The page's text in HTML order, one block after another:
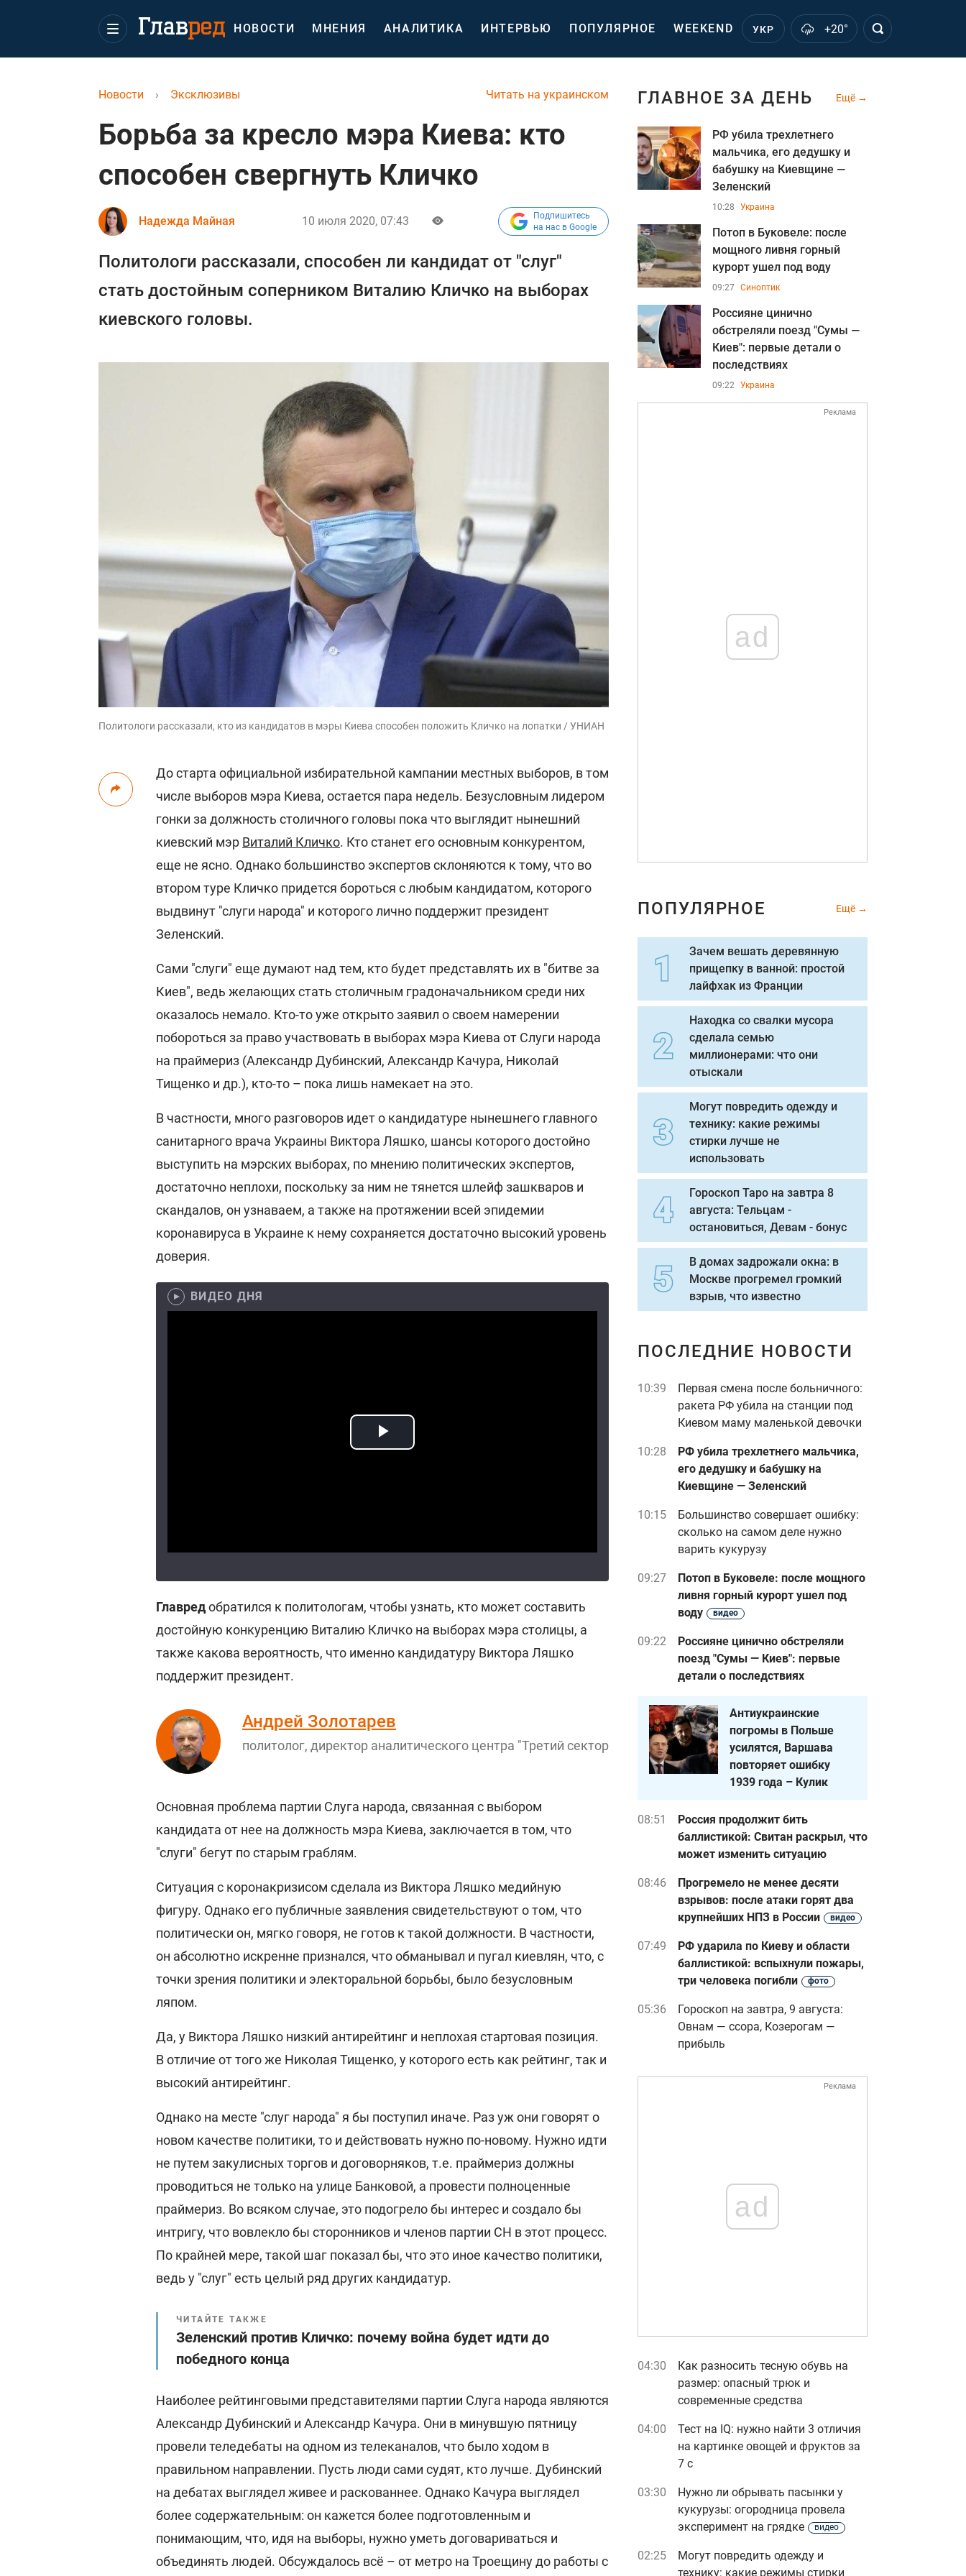
НОВОСТИ МНЕНИЯ АНАЛИТИКА ИНТЕРВЬЮ ПОПУЛЯРНОЕ WEEKEND УКР +20°
Читать на украинском
Новости › Эксклюзивы
Борьба за кресло мэра Киева: кто
способен свергнуть Кличко
Надежда Майная 10 июля 2020, 07:43
Подпишитесь
на нас в Google
Политологи рассказали, способен ли кандидат от "слуг"
стать достойным соперником Виталию Кличко на выборах
киевского головы.
Политологи рассказали, кто из кандидатов в мэры Киева способен положить Кличко на лопатки / УНИАН
До старта официальной избирательной кампании местных выборов, в том
числе выборов мэра Киева, остается пара недель. Безусловным лидером
гонки за должность столичного головы пока что выглядит нынешний
киевский мэр Виталий Кличко. Кто станет его основным конкурентом,
еще не ясно. Однако большинство экспертов склоняются к тому, что во
втором туре Кличко придется бороться с любым кандидатом, которого
выдвинут "слуги народа" и которого лично поддержит президент
Зеленский.
Сами "слуги" еще думают над тем, кто будет представлять их в "битве за
Киев", ведь желающих стать столичным градоначальником среди них
оказалось немало. Кто-то уже открыто заявил о своем намерении
побороться за право участвовать в выборах мэра Киева от Слуги народа
на праймериз (Александр Дубинский, Александр Качура, Николай
Тищенко и др.), кто-то – пока лишь намекает на это.
В частности, много разговоров идет о кандидатуре нынешнего главного
санитарного врача Украины Виктора Ляшко, шансы которого достойно
выступить на мэрских выборах, по мнению политических экспертов,
достаточно неплохи, поскольку за ним не тянется шлейф зашкваров и
скандалов, он узнаваем, а также на протяжении всей эпидемии
коронавируса в Украине к нему сохраняется достаточно высокий уровень
доверия.
ВИДЕО ДНЯ
Главредобратился к политологам, чтобы узнать, кто может составить
достойную конкуренцию Виталию Кличко на выборах мэра столицы, а
также какова вероятность, что именно кандидатуру Виктора Ляшко
поддержит президент.
Андрей Золотарев
политолог, директор аналитического центра "Третий сектор"
Основная проблема партии Слуга народа, связанная с выбором
кандидата от нее на должность мэра Киева, заключается в том, что
"слуги" бегут по старым граблям.
Ситуация с коронакризисом сделала из Виктора Ляшко медийную
фигуру. Однако его публичные заявления свидетельствуют о том, что
политически он, мягко говоря, не готов к такой должности. В частности,
он абсолютно искренне признался, что обманывал и пугал киевлян, что, с
точки зрения политики и электоральной борьбы, было безусловным
ляпом.
Да, у Виктора Ляшко низкий антирейтинг и неплохая стартовая позиция.
В отличие от того же Николая Тищенко, у которого есть как рейтинг, так и
высокий антирейтинг.
Однако на месте "слуг народа" я бы поступил иначе. Раз уж они говорят о
новом качестве политики, то и действовать нужно по-новому. Нужно идти
не путем закулисных торгов и договорняков, т.е. праймериз должны
проводиться не только на улице Банковой, а провести полноценные
праймериз. Во всяком случае, это подогрело бы интерес и создало бы
интригу, что вовлекло бы сторонников и членов партии СН в этот процесс.
По крайней мере, такой шаг показал бы, что это иное качество политики,
ведь у "слуг" есть целый ряд других кандидатур.
ЧИТАЙТЕ ТАКЖЕ
Зеленский против Кличко: почему война будет идти до
победного конца
Наиболее рейтинговыми представителями партии Слуга народа являются
Александр Дубинский и Александр Качура. Они в минувшую пятницу
провели теледебаты на одном из телеканалов, что было ходом в
правильном направлении. Пусть люди сами судят, кто лучше. Дубинский
на дебатах выглядел живее и раскованнее. Однако Качура выглядел
более содержательным: он кажется более подготовленным и
понимающим, что, идя на выборы, нужно уметь договариваться и
объединять людей. Обсуждалось всё – от метро на Троещину до работы с
ГЛАВНОЕ ЗА ДЕНЬ Ещё
РФ убила трехлетнего
мальчика, его дедушку и
бабушку на Киевщине —
Зеленский
10:28 Украина
Потоп в Буковеле: после
мощного ливня горный
курорт ушел под воду
09:27 Синоптик
Россияне цинично
обстреляли поезд "Сумы —
Киев": первые детали о
последствиях
09:22 Украина
Реклама
ad
ПОПУЛЯРНОЕ Ещё
Зачем вешать деревянную
прищепку в ванной: простой
лайфхак из Франции
Находка со свалки мусора
сделала семью
миллионерами: что они
отыскали
Могут повредить одежду и
технику: какие режимы
стирки лучше не
использовать
Гороскоп Таро на завтра 8
августа: Тельцам -
остановиться, Девам - бонус
В домах задрожали окна: в
Москве прогремел громкий
взрыв, что известно
ПОСЛЕДНИЕ НОВОСТИ
10:39
Первая смена после больничного:
ракета РФ убила на станции под
Киевом маму маленькой девочки
10:28
РФ убила трехлетнего мальчика,
его дедушку и бабушку на
Киевщине — Зеленский
10:15
Большинство совершает ошибку:
сколько на самом деле нужно
варить кукурузу
09:27
Потоп в Буковеле: после мощного
ливня горный курорт ушел под
воду
видео
09:22
Россияне цинично обстреляли
поезд "Сумы — Киев": первые
детали о последствиях
Антиукраинские
погромы в Польше
усилятся, Варшава
повторяет ошибку
1939 года – Кулик
08:51
Россия продолжит бить
баллистикой: Свитан раскрыл, что
может изменить ситуацию
08:46
Прогремело не менее десяти
взрывов: после атаки горят два
крупнейших НПЗ в России
видео
07:49
РФ ударила по Киеву и области
баллистикой: вспыхнули пожары,
три человека погибли
фото
05:36
Гороскоп на завтра, 9 августа:
Овнам — ссора, Козерогам —
прибыль
Реклама
ad
04:30
Как разносить тесную обувь на
размер: опасный трюк и
современные средства
04:00
Тест на IQ: нужно найти 3 отличия
на картинке овощей и фруктов за
7 с
03:30
Нужно ли обрывать пасынки у
кукурузы: огородница провела
эксперимент на грядке
видео
02:25
Могут повредить одежду и
технику: какие режимы стирки